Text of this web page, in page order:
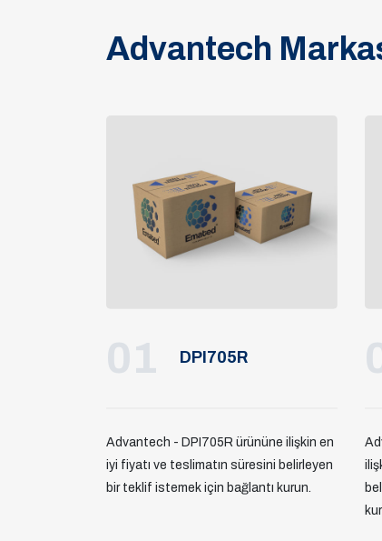
Advantech
01 DPI705R
Advantech - DPI705R ürününe ilişkin en
iyi fiyatı ve teslimatın süresini belirleyen
bir teklif istemek için bağlantı kurun.